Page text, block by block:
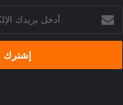
بريدك
الإلكتروني